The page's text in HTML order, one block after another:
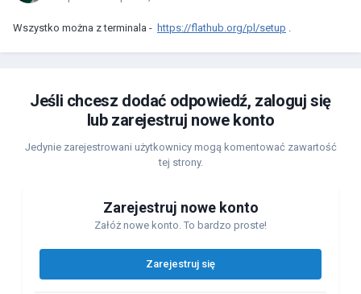
Wszystko można z terminala - https://flathub.org/pl/setup .
Jeśli chcesz dodać odpowiedź, zaloguj się
lub zarejestruj nowe konto
Jedynie zarejestrowani użytkownicy mogą komentować zawartość
tej strony.
Zarejestruj nowe konto
Załóż nowe konto. To bardzo proste!
Zarejestruj się